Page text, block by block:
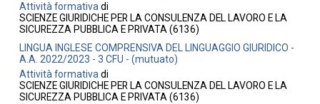
Attività formativadi
SCIENZE GIURIDICHE PER LA CONSULENZA DEL LAVORO E LA
SICUREZZA PUBBLICA E PRIVATA (6136)
LINGUA INGLESE COMPRENSIVA DEL LINGUAGGIO GIURIDICO -
A.A. 2022/2023 - 3 CFU - (mutuato)
Attività formativadi
SCIENZE GIURIDICHE PER LA CONSULENZA DEL LAVORO E LA
SICUREZZA PUBBLICA E PRIVATA (6136)